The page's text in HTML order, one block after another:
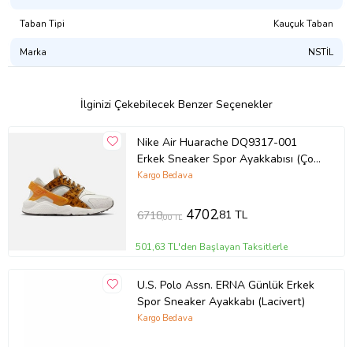
Taban Tipi Kauçuk Taban
Marka NSTİL
İlginizi Çekebilecek Benzer Seçenekler
Nike Air Huarache DQ9317-001
Erkek Sneaker Spor Ayakkabısı (Çok
Renkli)
Kargo Bedava
6718,00 TL 4702,81 TL
501,63 TL'den Başlayan Taksitlerle
U.S. Polo Assn. ERNA Günlük Erkek
Spor Sneaker Ayakkabı (Lacivert)
Kargo Bedava